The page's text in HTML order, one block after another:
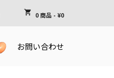
shopping_cart 0 商品 - ¥0
お問い合わせ